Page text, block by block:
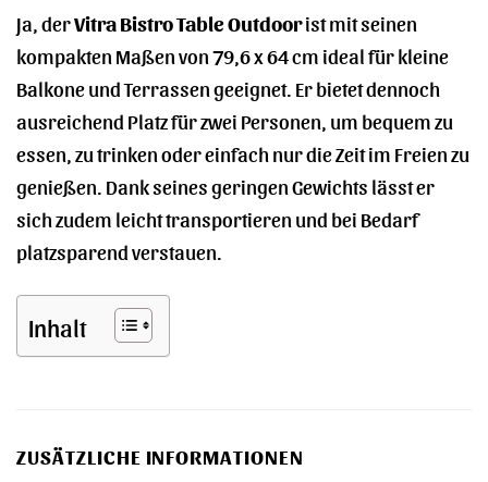
Ja, derVitra Bistro Table Outdoorist mit seinen
kompakten Maßen von 79,6 x 64 cm ideal für kleine
Balkone und Terrassen geeignet. Er bietet dennoch
ausreichend Platz für zwei Personen, um bequem zu
essen, zu trinken oder einfach nur die Zeit im Freien zu
genießen. Dank seines geringen Gewichts lässt er
sich zudem leicht transportieren und bei Bedarf
platzsparend verstauen.
Inhalt
ZUSÄTZLICHE INFORMATIONEN